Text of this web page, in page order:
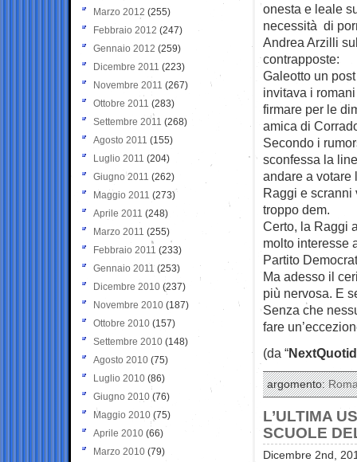
onesta e leale
necessità di
Andrea Arzilli
contrapposte:
Galeotto un
invitava i
firmare per le
amica di
Secondo i
sconfessa la
andare a votare
Raggi e scranni
troppo dem.
Certo, la Raggi
molto interesse
Partito
Ma adesso il
più nervosa. E
Senza che
fare
(da “
argomento:
L’ULTIMA
SCUOLE
Dicembre 2nd,
Marzo 2012 (255)
Febbraio 2012 (247)
Gennaio 2012 (259)
Dicembre 2011 (223)
Novembre 2011 (267)
Ottobre 2011 (283)
Settembre 2011 (268)
Agosto 2011 (155)
Luglio 2011 (204)
Giugno 2011 (262)
Maggio 2011 (273)
Aprile 2011 (248)
Marzo 2011 (255)
Febbraio 2011 (233)
Gennaio 2011 (253)
Dicembre 2010 (237)
Novembre 2010 (187)
Ottobre 2010 (157)
Settembre 2010 (148)
Agosto 2010 (75)
Luglio 2010 (86)
Giugno 2010 (76)
Maggio 2010 (75)
Aprile 2010 (66)
Marzo 2010 (79)